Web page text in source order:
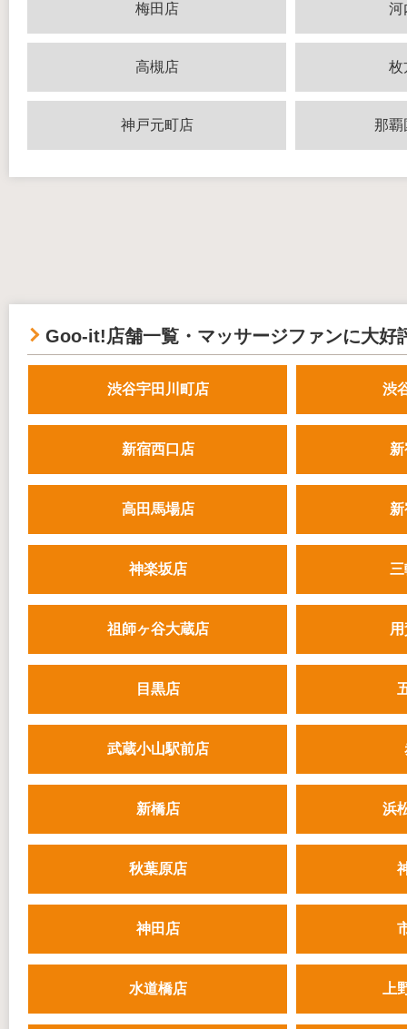
梅田店 河
高槻店 枚
神戸元町店 那覇
Goo-it!店舗一覧・マッサージファンに大好
渋谷宇田川町店 渋
新宿西口店
高田馬場店
神楽坂店
祖師ヶ谷大蔵店
目黒店
武蔵小山駅前店
新橋店 浜
秋葉原店
神田店
水道橋店 上